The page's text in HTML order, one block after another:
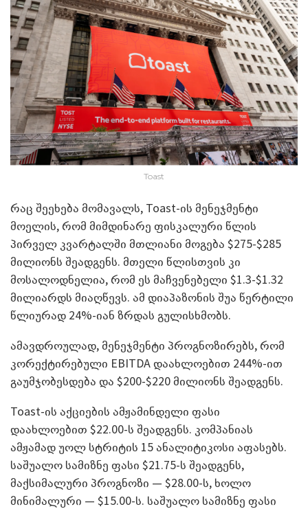
Toast
რაც შეეხება მომავალს, Toast-ის მენეჯმენტი
მოელის, რომ მიმდინარე ფისკალური წლის
პირველ კვარტალში მთლიანი მოგება $275-$285
მილიონს შეადგენს. მთელი წლისთვის კი
მოსალოდნელია, რომ ეს მაჩვენებელი $1.3-$1.32
მილიარდს მიაღწევს. ამ დიაპაზონის შუა წერტილი
წლიურად 24%-იან ზრდას გულისხმობს.
ამავდროულად, მენეჯმენტი პროგნოზირებს, რომ
კორექტირებული EBITDA დაახლოებით 244%-ით
გაუმჯობესდება და $200-$220 მილიონს შეადგენს.
Toast-ის აქციების ამჟამინდელი ფასი
დაახლოებით $22.00-ს შეადგენს. კომპანიას
ამჟამად უოლ სტრიტის 15 ანალიტიკოსი აფასებს.
საშუალო სამიზნე ფასი $21.75-ს შეადგენს,
მაქსიმალური პროგნოზი — $28.00-ს, ხოლო
მინიმალური — $15.00-ს. საშუალო სამიზნე ფასი